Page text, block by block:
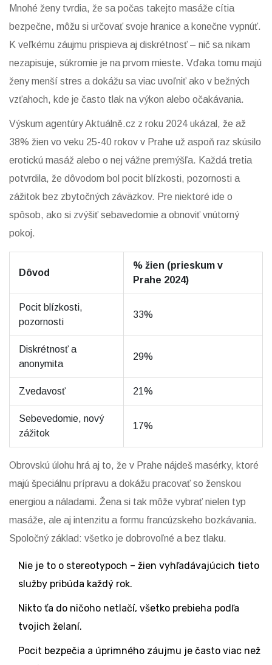
Mnohé ženy tvrdia, že sa počas takejto masáže cítia
bezpečne, môžu si určovať svoje hranice a konečne vypnúť.
K veľkému záujmu prispieva aj diskrétnosť – nič sa nikam
nezapisuje, súkromie je na prvom mieste. Vďaka tomu majú
ženy menší stres a dokážu sa viac uvoľniť ako v bežných
vzťahoch, kde je často tlak na výkon alebo očakávania.
Výskum agentúry Aktuálně.cz z roku 2024 ukázal, že až
38% žien vo veku 25-40 rokov v Prahe už aspoň raz skúsilo
erotickú masáž alebo o nej vážne premýšľa. Každá tretia
potvrdila, že dôvodom bol pocit blízkosti, pozornosti a
zážitok bez zbytočných záväzkov. Pre niektoré ide o
spôsob, ako si zvýšiť sebavedomie a obnoviť vnútorný
pokoj.
Dôvod
% žien (prieskum v
Prahe 2024)
Pocit blízkosti,
pozornosti
33%
Diskrétnosť a
anonymita
29%
Zvedavosť 21%
Sebevedomie, nový
zážitok
17%
Obrovskú úlohu hrá aj to, že v Prahe nájdeš masérky, ktoré
majú špeciálnu prípravu a dokážu pracovať so ženskou
energiou a náladami. Žena si tak môže vybrať nielen typ
masáže, ale aj intenzitu a formu francúzskeho bozkávania.
Spoločný základ: všetko je dobrovoľné a bez tlaku.
Nie je to o stereotypoch – žien vyhľadávajúcich tieto
služby pribúda každý rok.
Nikto ťa do ničoho netlačí, všetko prebieha podľa
tvojich želaní.
Pocit bezpečia a úprimného záujmu je často viac než